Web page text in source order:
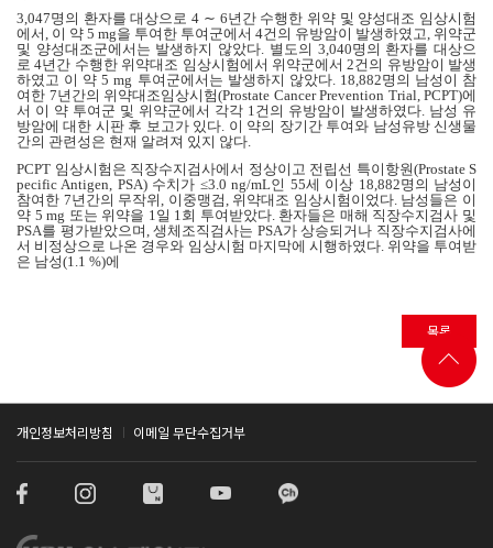
3,047명의 환자를 대상으로 4 ∼ 6년간 수행한 위약 및 양성대조 임상시험
에서, 이 약 5 mg을 투여한 투여군에서 4건의 유방암이 발생하였고, 위약군
및 양성대조군에서는 발생하지 않았다. 별도의 3,040명의 환자를 대상으
로 4년간 수행한 위약대조 임상시험에서 위약군에서 2건의 유방암이 발생
하였고 이 약 5 mg 투여군에서는 발생하지 않았다. 18,882명의 남성이 참
여한 7년간의 위약대조임상시험(Prostate Cancer Prevention Trial, PCPT)에
서 이 약 투여군 및 위약군에서 각각 1건의 유방암이 발생하였다. 남성 유
방암에 대한 시판 후 보고가 있다. 이 약의 장기간 투여와 남성유방 신생물
간의 관련성은 현재 알려져 있지 않다.
PCPT 임상시험은 직장수지검사에서 정상이고 전립선 특이항원(Prostate S
pecific Antigen, PSA) 수치가 ≤3.0 ng/mL인 55세 이상 18,882명의 남성이
참여한 7년간의 무작위 이중맹검 위약대조 임상시험이었다. 남성들은 이
약 5 mg 또는 위약을 1 일 1 회 투여받았다. 환자들은 매해 직장수지검사 및
PSA를 평가받았으며 생체조직검사는 PSA가 상승되거나 직장수지검사에
서 비정상으로 나온 경우와 임상시험 마지막에 시행하였다. 위약을 투여받
은 남성(1.1 %)에
목록
개인정보처리방침 이메일 무단수집거부